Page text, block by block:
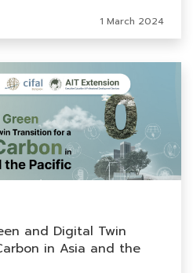
1 March 2024
and Digital Twin
in Asia and the